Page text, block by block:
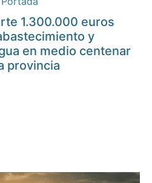
1.300.000 euros
y
en medio centenar
provincia